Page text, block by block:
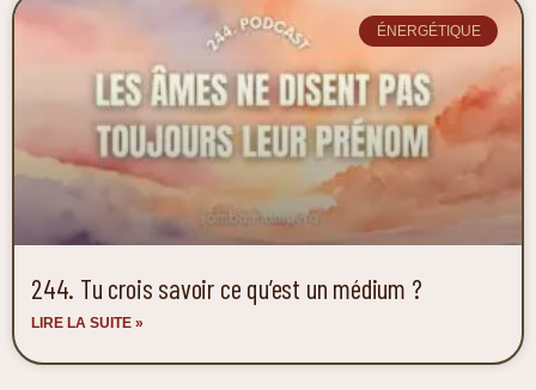
ÉNERGÉTIQUE
244. Tu crois savoir ce qu’est un médium ?
LIRE LA SUITE »